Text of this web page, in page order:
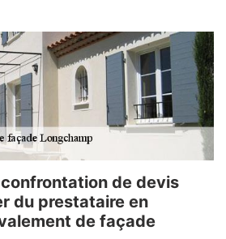
de devis
du prestataire en
de façade